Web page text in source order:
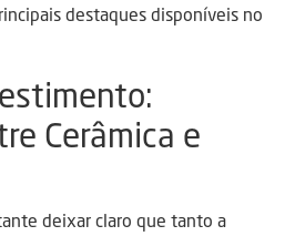
destaques disponíveis no
Cerâmica e
deixar claro que tanto a